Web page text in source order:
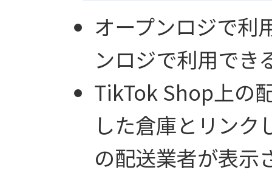
オープンロジで利
ンロジで利用でき
TikTok Shop上の
した倉庫とリンク
の配送業者が表示